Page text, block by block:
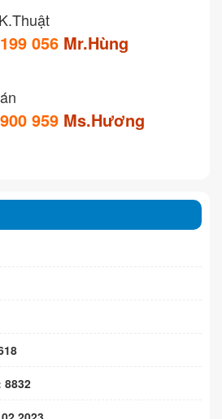
056 Mr.Hùng
959 Ms.Hương
8832